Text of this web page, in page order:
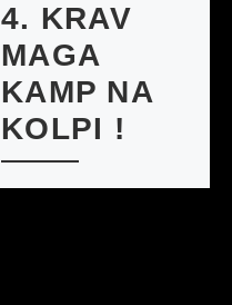
4. KRAV
MAGA
KAMP NA
KOLPI !